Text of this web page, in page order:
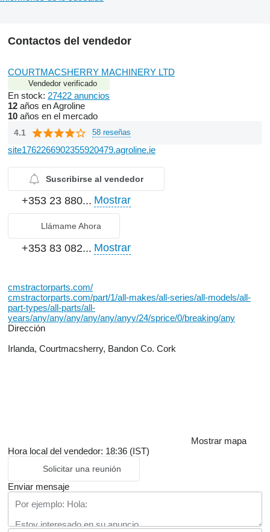
Contactos del vendedor
COURTMACSHERRY MACHINERY LTD
Vendedor verificado
En stock: 27422 anuncios
12 años en Agroline
10 años en el mercado
4.1 58 reseñas
site1762266902355920479.agroline.ie
Suscribirse al vendedor
+353 23 880... Mostrar
Llámame Ahora
+353 83 082... Mostrar
cmstractorparts.com/
cmstractorparts.com/part/1/all-makes/all-series/all-models/all-
part-types/all-parts/all-
years/any/any/any/any/any/anyy/24/sprice/0/breaking/any
Dirección
Irlanda, Courtmacsherry, Bandon Co. Cork
Mostrar mapa
Hora local del vendedor: 18:36 (IST)
Solicitar una reunión
Enviar mensaje